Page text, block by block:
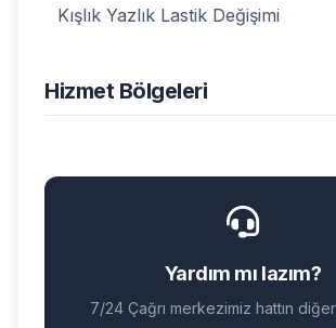
Kışlık Yazlık Lastik Değişimi
Hizmet Bölgeleri
Yardım mı lazım?
7/24 Çağrı merkezimiz hattın